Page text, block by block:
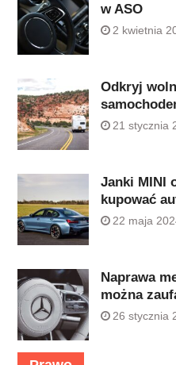
w ASO
2 kwietnia
Odkryj
21 stycznia
Janki MINI
kupować
22 maja
Naprawa
można
26 stycznia